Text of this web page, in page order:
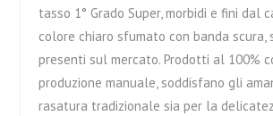
tasso 1° Grado Super, morbidi e fini dal
colore chiaro sfumato con banda scura,
presenti sul mercato. Prodotti al 100%
produzione manuale, soddisfano gli
rasatura tradizionale sia per la